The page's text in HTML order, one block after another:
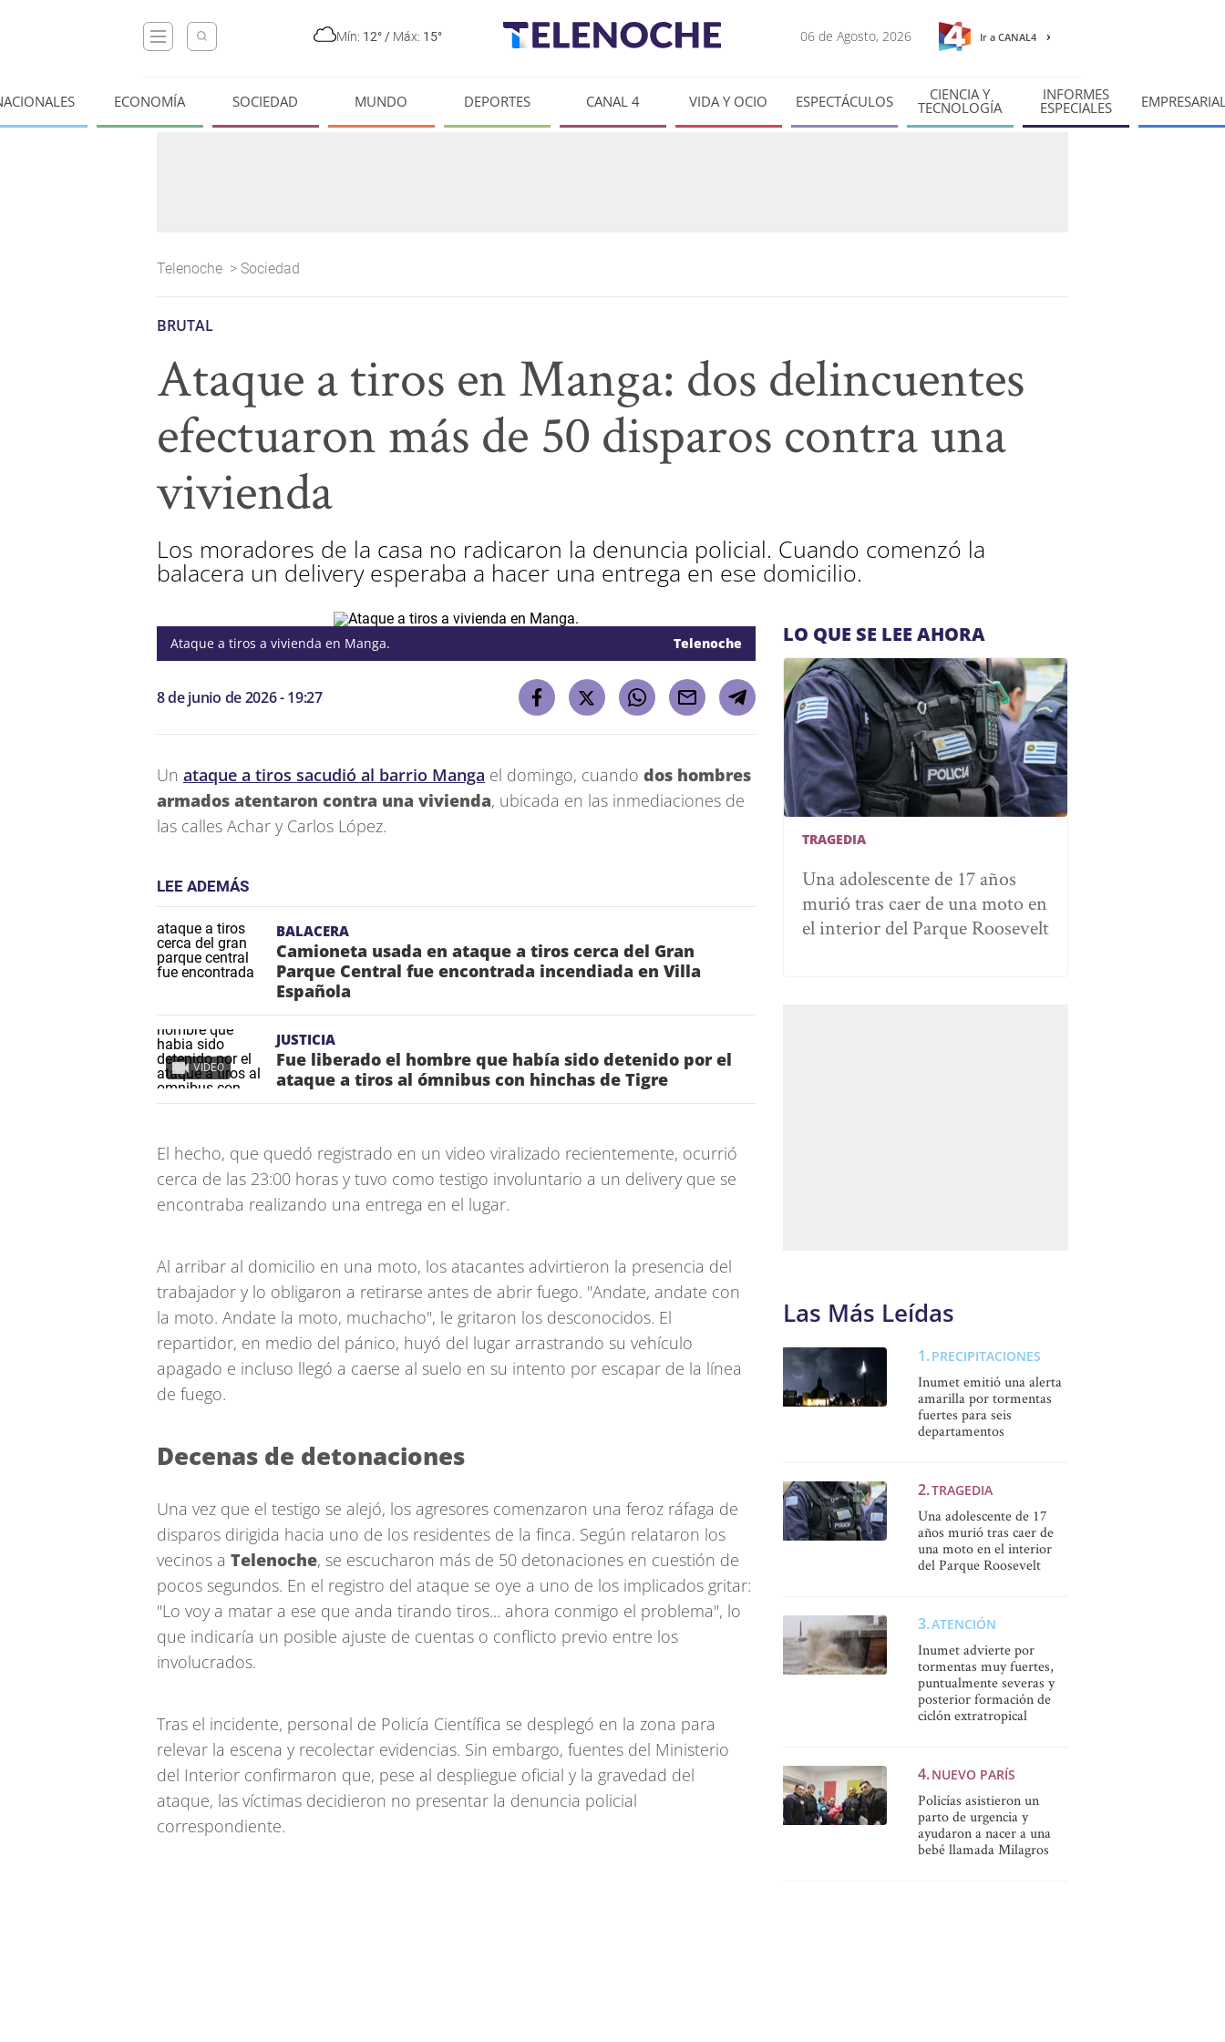
Mín: 12° / Máx: 15° 06 de Agosto, 2026 Ir a CANAL4
ECONOMÍA SOCIEDAD MUNDO DEPORTES CANAL 4 VIDA Y OCIO ESPECTÁCULOS CIENCIA Y
TECNOLOGÍA
INFORMES
ESPECIALES
Telenoche > Sociedad
BRUTAL
Ataque a tiros en Manga: dos delincuentes
efectuaron más de 50 disparos contra una
vivienda
Los moradores de la casa no radicaron la denuncia policial. Cuando comenzó la
balacera un delivery esperaba a hacer una entrega en ese domicilio.
Ataque a tiros a vivienda en Manga. Telenoche
8 de junio de 2026 - 19:27
Un ataque a tiros sacudió al barrio Manga el domingo, cuando dos hombres
armados atentaron contra una vivienda, ubicada en las inmediaciones de
las calles Achar y Carlos López.
LEE ADEMÁS
BALACERA
Camioneta usada en ataque a tiros cerca del Gran
Parque Central fue encontrada incendiada en Villa
Española
VIDEO
JUSTICIA
Fue liberado el hombre que había sido detenido por el
ataque a tiros al ómnibus con hinchas de Tigre
El hecho, que quedó registrado en un video viralizado recientemente, ocurrió
cerca de las 23:00 horas y tuvo como testigo involuntario a un delivery que se
encontraba realizando una entrega en el lugar.
Al arribar al domicilio en una moto, los atacantes advirtieron la presencia del
trabajador y lo obligaron a retirarse antes de abrir fuego. "Andate, andate con
la moto. Andate la moto, muchacho", le gritaron los desconocidos. El
repartidor, en medio del pánico, huyó del lugar arrastrando su vehículo
apagado e incluso llegó a caerse al suelo en su intento por escapar de la línea
de fuego.
Decenas de detonaciones
Una vez que el testigo se alejó, los agresores comenzaron una feroz ráfaga de
disparos dirigida hacia uno de los residentes de la finca. Según relataron los
vecinos a Telenoche, se escucharon más de 50 detonaciones en cuestión de
pocos segundos. En el registro del ataque se oye a uno de los implicados gritar:
"Lo voy a matar a ese que anda tirando tiros... ahora conmigo el problema", lo
que indicaría un posible ajuste de cuentas o conflicto previo entre los
involucrados.
Tras el incidente, personal de Policía Científica se desplegó en la zona para
relevar la escena y recolectar evidencias. Sin embargo, fuentes del Ministerio
del Interior confirmaron que, pese al despliegue oficial y la gravedad del
ataque, las víctimas decidieron no presentar la denuncia policial
correspondiente.
LO QUE SE LEE AHORA
TRAGEDIA
Una adolescente de 17 años
murió tras caer de una moto en
el interior del Parque Roosevelt
Las Más Leídas
PRECIPITACIONES
Inumet emitió una alerta
amarilla por tormentas
fuertes para seis
departamentos
TRAGEDIA
Una adolescente de 17
años murió tras caer de
una moto en el interior
del Parque Roosevelt
ATENCIÓN
Inumet advierte por
tormentas muy fuertes,
puntualmente severas y
posterior formación de
ciclón extratropical
NUEVO PARÍS
Policías asistieron un
parto de urgencia y
ayudaron a nacer a una
bebé llamada Milagros